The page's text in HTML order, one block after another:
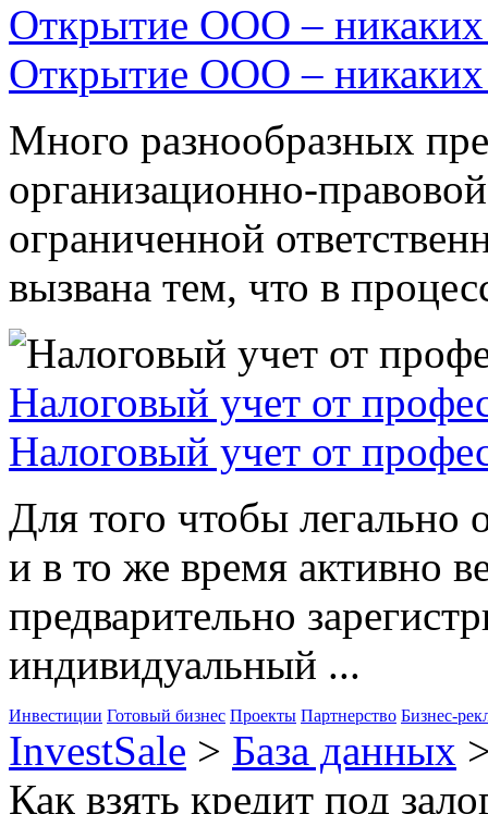
Открытие ООО – никаких
Открытие ООО – никаких
Много разнообразных
организационно-
ограниченной
вызвана тем, что в
Налоговый учет от
Налоговый учет от
Для того чтобы легально
и в то же время активно
предварительно
индивидуальный ...
Инвестиции Готовый бизнес Проекты Партнерство Бизнес-
InvestSale > База данных
Как взять кредит под